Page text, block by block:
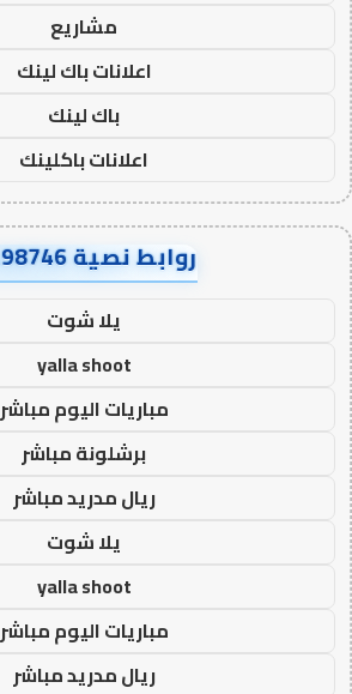
مشاريع
اعلانات باك لينك
باك لينك
اعلانات باكلينك
روابط نصية AA98746
يلا شوت
yalla shoot
مباريات اليوم مباشر
برشلونة مباشر
ريال مدريد مباشر
يلا شوت
yalla shoot
مباريات اليوم مباشر
ريال مدريد مباشر